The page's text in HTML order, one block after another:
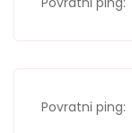
Povratni ping: